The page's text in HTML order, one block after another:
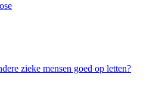
zieke mensen goed op letten?